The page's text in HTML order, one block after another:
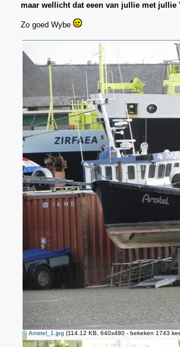
maar wellicht dat eeen van jullie met jullie
Zo goed Wybe
Amstel_1.jpg (114.12 KB, 640x480 - bekeken 1743